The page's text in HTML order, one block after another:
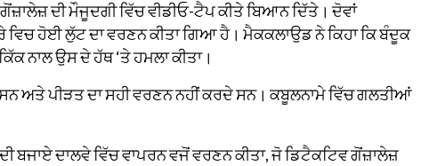
ਦੀ ਮੌਜੂਦਗੀ ਵਿੱਚ ਵੀਡੀਓ-ਟੈਪ ਕੀਤੇ ਬਿਆਨ ਦਿੱਤੇ। ਦੋਵਾਂ
ਹੋਈ ਲੁੱਟ ਦਾ ਵਰਣਨ ਕੀਤਾ ਗਿਆ ਹੈ। ਮੈਕਕਲਾਉਡ ਨੇ ਕਿਹਾ ਕਿ ਬੰਦੂਕ
ਨਾਲ ਉਸ ਦੇ ਹੱਥ ‘ਤੇ ਹਮਲਾ ਕੀਤਾ।
ਅਤੇ ਪੀੜਤ ਦਾ ਸਹੀ ਵਰਣਨ ਨਹੀਂ ਕਰਦੇ ਸਨ। ਕਬੂਲਨਾਮੇ ਵਿੱਚ ਗਲਤੀਆਂ
ਬਜਾਏ ਦਾਲਵੇ ਵਿੱਚ ਵਾਪਰਨ ਵਜੋਂ ਵਰਣਨ ਕੀਤਾ, ਜੋ ਡਿਟੈਕਟਿਵ ਗੋਂਜ਼ਾਲੇਜ਼